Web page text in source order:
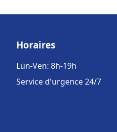
Horaires
Lun-Ven: 8h-19h
Service d'urgence 24/7